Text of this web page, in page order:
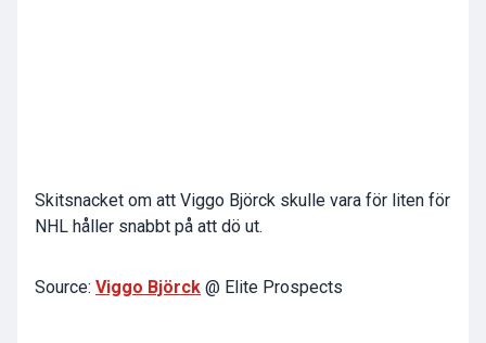
Skitsnacket om att Viggo Björck skulle vara för liten för
NHL håller snabbt på att dö ut.
Source: Viggo Björck @ Elite Prospects